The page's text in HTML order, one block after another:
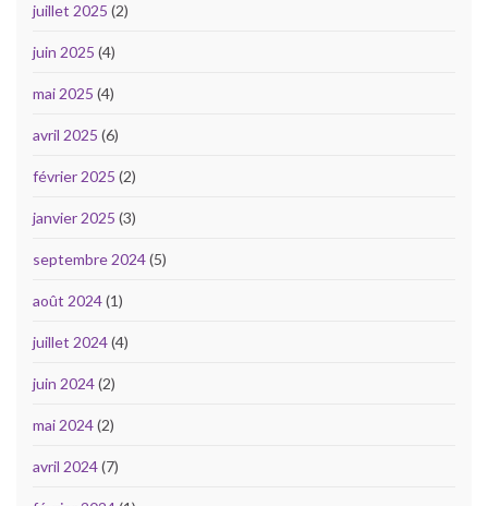
juillet 2025 (2)
juin 2025 (4)
mai 2025 (4)
avril 2025 (6)
février 2025 (2)
janvier 2025 (3)
septembre 2024(5)
août 2024(1)
juillet 2024(4)
juin 2024(2)
mai 2024(2)
avril 2024(7)